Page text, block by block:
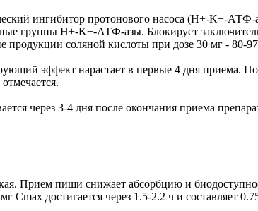
ингибитор протонового насоса (H+-K+-
группы H+-K+-АТФ-азы. Блокирует
продукции соляной кислоты при дозе 30 мг - 80-
эффект нарастает в первые 4 дня приема.
через 3-4 дня после окончания приема
Прием пищи снижает абсорбцию и
Cmax достигается через 1.5-2.2 ч и составляет